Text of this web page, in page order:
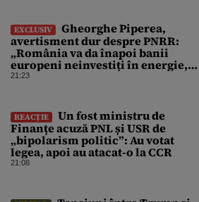
EXCLUSIV
Gheorghe Piperea,
avertisment dur despre PNRR:
„România va da înapoi banii
europeni neinvestiți în energie,
chiar dacă a închis centralele pe
21:23
REACȚIE
Un fost ministru de
Finanțe acuză PNL și USR de
„bipolarism politic”: Au votat
legea, apoi au atacat-o la CCR
21:08